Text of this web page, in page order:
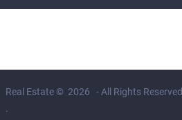
Real Estate © 2026 - All Rights Reserved
.